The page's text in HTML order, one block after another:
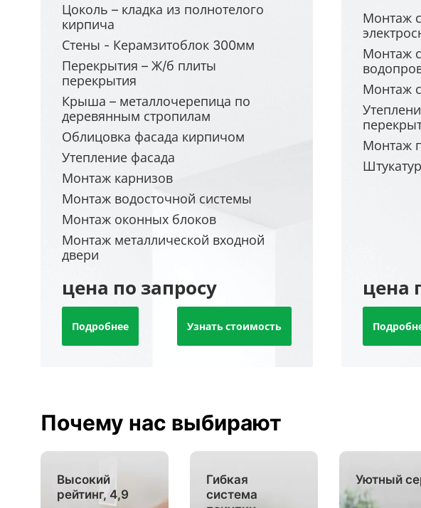
Цоколь – кладка из полнотелого
кирпича
Стены - Керамзитоблок 300мм
Перекрытия – Ж/б плиты
перекрытия
Крыша – металлочерепица по
деревянным стропилам
Облицовка фасада кирпичом
Утепление фасада
Монтаж карнизов
Монтаж водосточной системы
Монтаж оконных блоков
Монтаж металлической входной
двери
цена по запросу
Подробнее Узнать стоимость
Монтаж
Монтаж
Монтаж
Монтаж
цена
Почему нас выбирают
Высокий
рейтинг, 4,9
Гибкая
система
Уютный